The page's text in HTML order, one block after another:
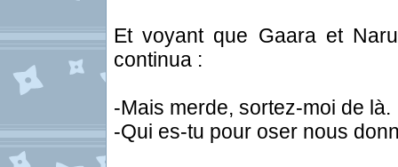
Et voyant que Gaara et
continua :
-Mais merde, sortez-moi de là.
-Qui es-tu pour oser nous